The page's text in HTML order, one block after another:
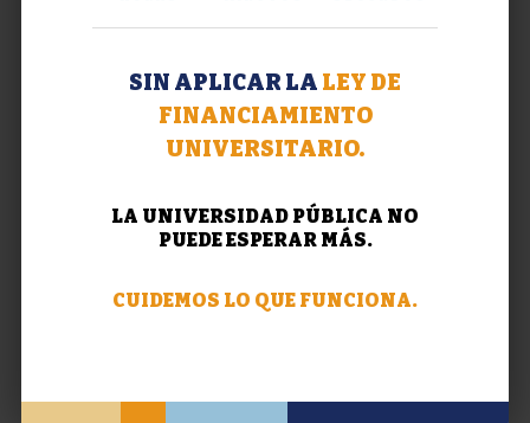
SIN APLICAR LA LEY DE
FINANCIAMIENTO
UNIVERSITARIO.
LA UNIVERSIDAD PÚBLICA NO
PUEDE ESPERAR MÁS.
CUIDEMOS LO QUE FUNCIONA.